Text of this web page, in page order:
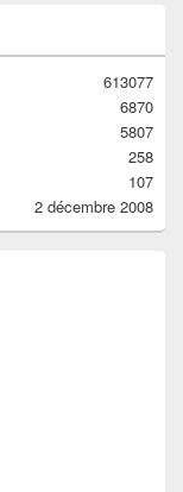
613077
6870
5807
258
107
2 décembre 2008